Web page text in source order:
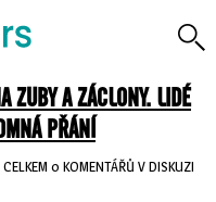
ZUBY A ZÁCLONY. LIDÉ
PŘÁNÍ
CELKEM 0 KOMENTÁŘŮ V DISKUZI